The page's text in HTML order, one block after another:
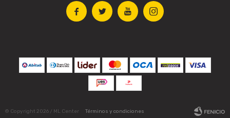
   
© Copyright 2026 / ML Center Términos y condiciones